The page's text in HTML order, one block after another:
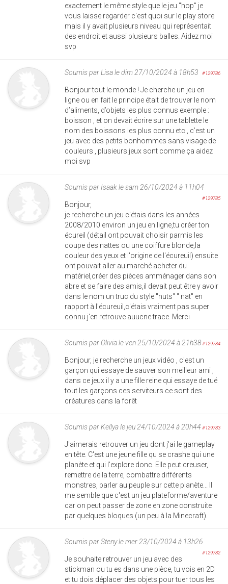
exactement le même style que le jeu "hop" je
vous laisse regarder c'est quoi sur le play store
mais il y avait plusieurs niveau qui représentait
des endroit et aussi plusieurs balles. Aidez moi
svp
Soumis parLisale dim 27/10/2024 à 18h53 #129786
Bonjour tout le monde ! Je cherche un jeu en
ligne ou en fait le principe était de trouver le nom
d’aliments, d’objets les plus connus exemple :
boisson , et on devait écrire sur une tablette le
nom des boissons les plus connu etc , c’est un
jeu avec des petits bonhommes sans visage de
couleurs , plusieurs jeux sont comme ça aidez
moi svp
Soumis par Isaakle sam 26/10/2024 à 11h04
#129785
Bonjour,
je recherche un jeu c'étais dans les années
2008/2010 environ un jeu en ligne,tu créer ton
écureil (détail ont pouvait choisir parmis les
coupe des nattes ou une coiffure blonde,la
couleur des yeux et l'origine de l'écureuil) ensuite
ont pouvait aller au marché acheter du
matériel,créer des pièces amménager dans son
abre et se faire des amis,il devait peut être y avoir
dans le nom un truc du style "nuts" " nat" en
rapport à l'écureuil,c'étais vraiment pas super
connu j'en retrouve auucne trace. Merci
Soumis par Oliviale ven 25/10/2024 à 21h38#129784
Bonjour, je recherche un jeux vidéo , c'est un
garçon qui essaye de sauver son meilleur ami ,
dans ce jeux il y a une fille reine qui essaye de tué
tout les garçons ces serviteurs ce sont des
créatures dans la forêt
Soumis parKellyale jeu 24/10/2024 à 20h44 #129783
J'aimerais retrouver un jeu dont j'ai le gameplay
en tête. C'est une jeune fille qu se crashe qui une
planète et qui l'explore donc. Elle peut creuser,
remettre de la terre, combattre différents
monstres, parler au peuple sur cette planète... Il
me semble que c'est un jeu plateforme/aventure
car on peut passer de zone en zone construite
par quelques bloques (un peu à la Minecraft).
Soumis parStenyle mer 23/10/2024 à 13h26
#129782
Je souhaite retrouver un jeu avec des
stickman ou tu es dans une pièce, tu vois en 2D
et tu dois déplacer des objets pour tuer tous les